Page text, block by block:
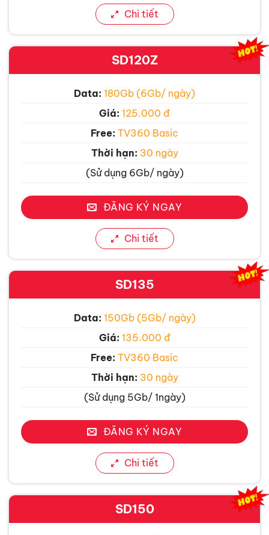
Chi tiết
SD120Z
Data: 180Gb (6Gb/ ngày)
Giá: 125.000 đ
Free: TV360 Basic
Thời hạn: 30 ngày
(Sử dụng 6Gb/ ngày)
ĐĂNG KÝ NGAY
Chi tiết
SD135
Data: 150Gb (5Gb/ ngày)
Giá: 135.000 đ
Free: TV360 Basic
Thời hạn: 30 ngày
(Sử dụng 5Gb/ 1ngày)
ĐĂNG KÝ NGAY
Chi tiết
SD150